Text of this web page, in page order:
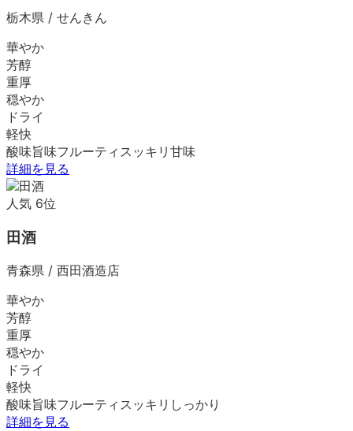
栃木県 / せんきん
華やか
芳醇
重厚
穏やか
ドライ
軽快
酸味旨味フルーティ スッキリ 甘味
詳細を見る
人気 6位
田酒
青森県 / 西田酒造店
華やか
芳醇
重厚
穏やか
ドライ
軽快
酸味旨味フルーティ スッキリ しっかり
詳細を見る